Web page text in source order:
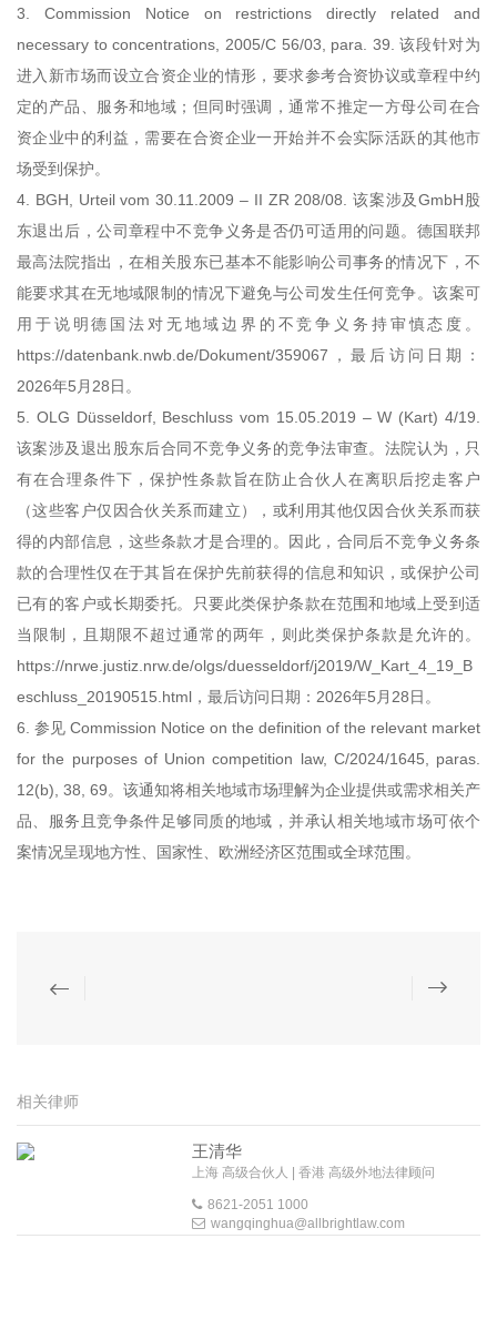
3. Commission Notice on restrictions directly related and
necessary to concentrations, 2005/C 56/03, para. 39. 该段针对为
进入新市场而设立合资企业的情形，要求参考合资协议或章程中约
定的产品、服务和地域；但同时强调，通常不推定一方母公司在合
资企业中的利益，需要在合资企业一开始并不会实际活跃的其他市
场受到保护。
4. BGH, Urteil vom 30.11.2009 – II ZR 208/08. 该案涉及GmbH股
东退出后，公司章程中不竞争义务是否仍可适用的问题。德国联邦
最高法院指出，在相关股东已基本不能影响公司事务的情况下，不
能要求其在无地域限制的情况下避免与公司发生任何竞争。该案可
用于说明德国法对无地域边界的不竞争义务持审慎态度。
https://datenbank.nwb.de/Dokument/359067，最后访问日期：
2026年5月28日。
5. OLG Düsseldorf, Beschluss vom 15.05.2019 – W (Kart) 4/19.
该案涉及退出股东后合同不竞争义务的竞争法审查。法院认为，只
有在合理条件下，保护性条款旨在防止合伙人在离职后挖走客户
（这些客户仅因合伙关系而建立），或利用其他仅因合伙关系而获
得的内部信息，这些条款才是合理的。因此，合同后不竞争义务条
款的合理性仅在于其旨在保护先前获得的信息和知识，或保护公司
已有的客户或长期委托。只要此类保护条款在范围和地域上受到适
当限制，且期限不超过通常的两年，则此类保护条款是允许的。
https://nrwe.justiz.nrw.de/olgs/duesseldorf/j2019/W_Kart_4_19_B
eschluss_20190515.html，最后访问日期：2026年5月28日。
6. 参见 Commission Notice on the definition of the relevant market
for the purposes of Union competition law, C/2024/1645, paras.
12(b), 38, 69。该通知将相关地域市场理解为企业提供或需求相关产
品、服务且竞争条件足够同质的地域，并承认相关地域市场可依个
案情况呈现地方性、国家性、欧洲经济区范围或全球范围。
相关律师
王清华
上海 高级合伙人 | 香港 高级外地法律顾问
8621-2051 1000
wangqinghua@allbrightlaw.com